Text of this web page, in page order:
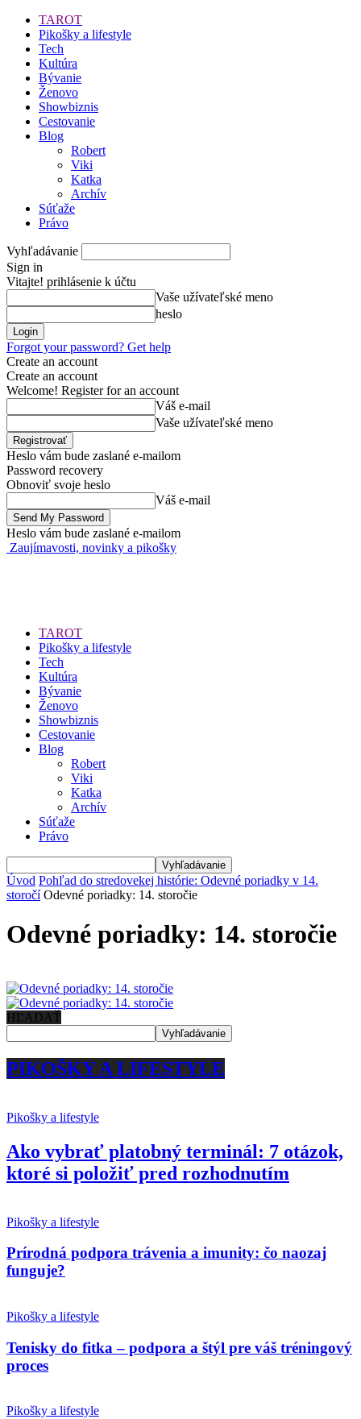
TAROT
Pikošky a lifestyle
Tech
Kultúra
Bývanie
Ženovo
Showbiznis
Cestovanie
Blog
Robert
Viki
Katka
Archív
Súťaže
Právo
Vyhľadávanie
Sign in
Vitajte! prihlásenie k účtu
Vaše užívateľské meno
heslo
Forgot your password? Get help
Create an account
Create an account
Welcome! Register for an account
Váš e-mail
Vaše užívateľské meno
Heslo vám bude zaslané e-mailom
Password recovery
Obnoviť svoje heslo
Váš e-mail
Heslo vám bude zaslané e-mailom
Zaujímavosti, novinky a pikošky
TAROT
Pikošky a lifestyle
Tech
Kultúra
Bývanie
Ženovo
Showbiznis
Cestovanie
Blog
Robert
Viki
Katka
Archív
Súťaže
Právo
Úvod Pohľad do stredovekej histórie: Odevné poriadky v 14.
storočí Odevné poriadky: 14. storočie
Odevné poriadky: 14. storočie
HĽADAŤ
PIKOŠKY A LIFESTYLE
Pikošky a lifestyle
Ako vybrať platobný terminál: 7 otázok,
ktoré si položiť pred rozhodnutím
Pikošky a lifestyle
Prírodná podpora trávenia a imunity: čo naozaj
funguje?
Pikošky a lifestyle
Tenisky do fitka – podpora a štýl pre váš tréningový
proces
Pikošky a lifestyle